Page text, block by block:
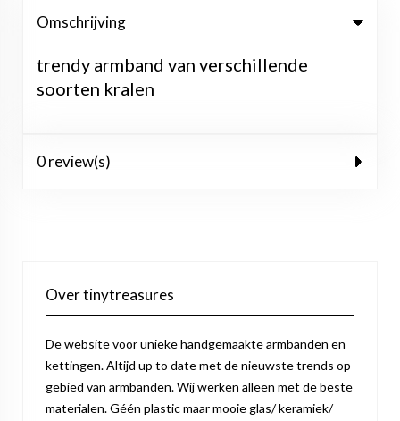
Omschrijving
trendy armband van verschillende
soorten kralen
0 review(s)
Over tinytreasures
De website voor unieke handgemaakte armbanden en
kettingen. Altijd up to date met de nieuwste trends op
gebied van armbanden. Wij werken alleen met de beste
materialen. Géén plastic maar mooie glas/ keramiek/